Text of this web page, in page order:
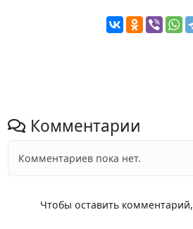
Комментарии
Комментариев пока нет.
Чтобы оставить комментарий,